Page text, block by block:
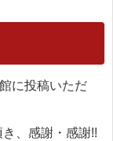
に投稿いただ
、感謝・感謝!!